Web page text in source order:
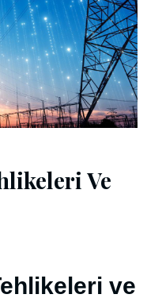
Ve
ve